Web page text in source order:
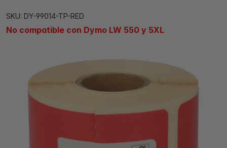
SKU: DY-99014-TP-RED
No compatible con Dymo LW 550 y 5XL